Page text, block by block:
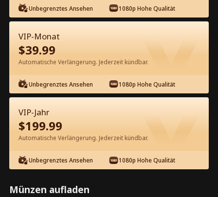
Kostenlos in der App ansehen
Episode 80 - Bruder, ich bin zurück!
Kompletter Film
1-50 51-80
76 77 78 79 80
Unbegrenztes Ansehen 1080p Hohe Qualität
VIP-Monat
$39.99
Automatische Verlängerung. Jederzeit kündbar.
Unbegrenztes Ansehen 1080p Hohe Qualität
VIP-Jahr
$199.99
Automatische Verlängerung. Jederzeit kündbar.
Unbegrenztes Ansehen 1080p Hohe Qualität
Münzen aufladen